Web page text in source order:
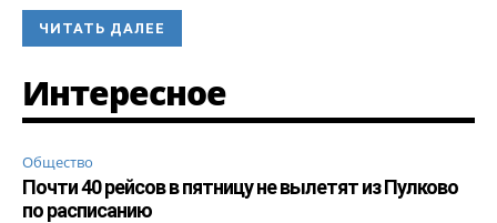
ЧИТАТЬ ДАЛЕЕ
Интересное
Общество
Почти 40 рейсов в пятницу не вылетят из Пулково
по расписанию